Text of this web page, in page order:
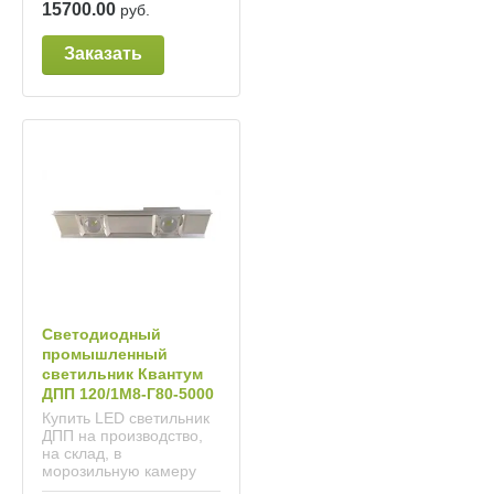
15700.00 руб.
Заказать
Светодиодный
промышленный
светильник Квантум
ДПП 120/1М8-Г80-5000
Купить LED светильник
ДПП на производство,
на склад, в
морозильную камеру